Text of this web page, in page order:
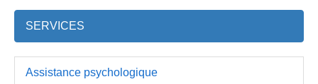
SERVICES
Assistance psychologique